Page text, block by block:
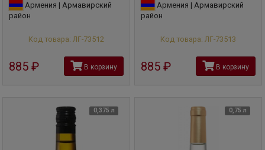
Армения | Армавирский
район
Код товара: ЛГ-73512
885 В корзину
Армения | Армавирский
район
Код товара: ЛГ-73513
885 В корзину
0,375 л 0,75 л